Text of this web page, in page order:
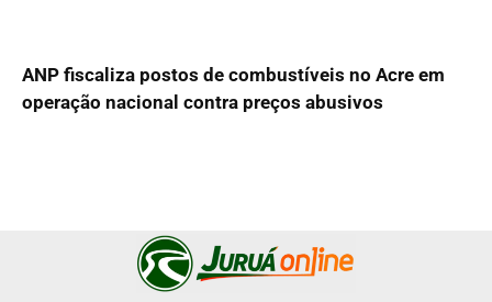
ANP fiscaliza postos de combustíveis no Acre em
operação nacional contra preços abusivos